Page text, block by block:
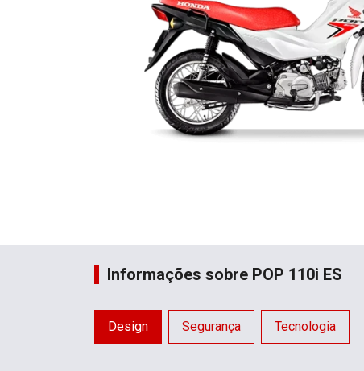
Informações sobre POP 110i ES
Design Segurança Tecnologia